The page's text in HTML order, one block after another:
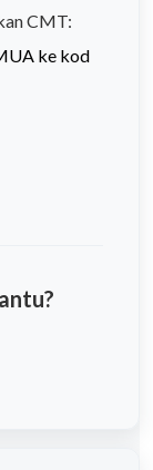
CMT:
ke kod